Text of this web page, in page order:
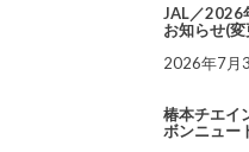
JAL／2026
お知らせ(変
2026年7月
椿本チエイ
ボンニュー